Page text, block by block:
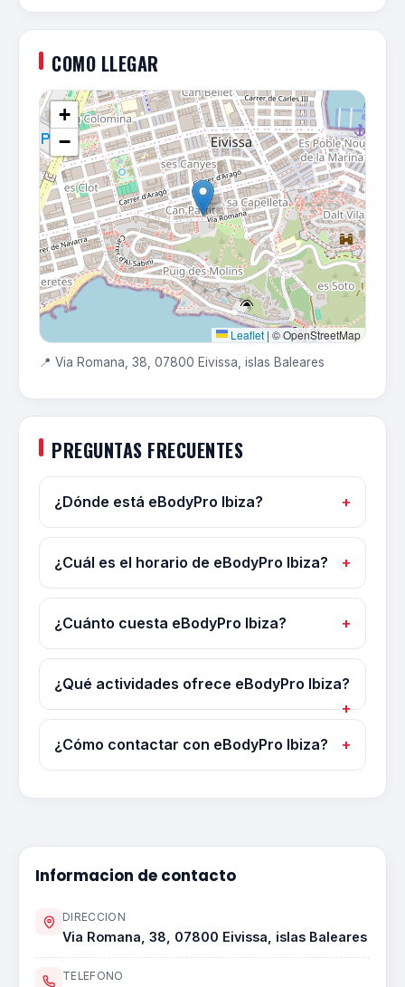
COMO LLEGAR
+
−
Leaflet | © OpenStreetMap
📍 Via Romana, 38, 07800 Eivissa, islas Baleares
PREGUNTAS FRECUENTES
¿Dónde está eBodyPro Ibiza?
¿Cuál es el horario de eBodyPro Ibiza?
¿Cuánto cuesta eBodyPro Ibiza?
¿Qué actividades ofrece eBodyPro Ibiza?
¿Cómo contactar con eBodyPro Ibiza?
Informacion de contacto
DIRECCION
Via Romana, 38, 07800 Eivissa, islas Baleares
TELEFONO